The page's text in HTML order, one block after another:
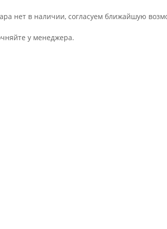
нет в наличии, согласуем ближайшую
у менеджера.